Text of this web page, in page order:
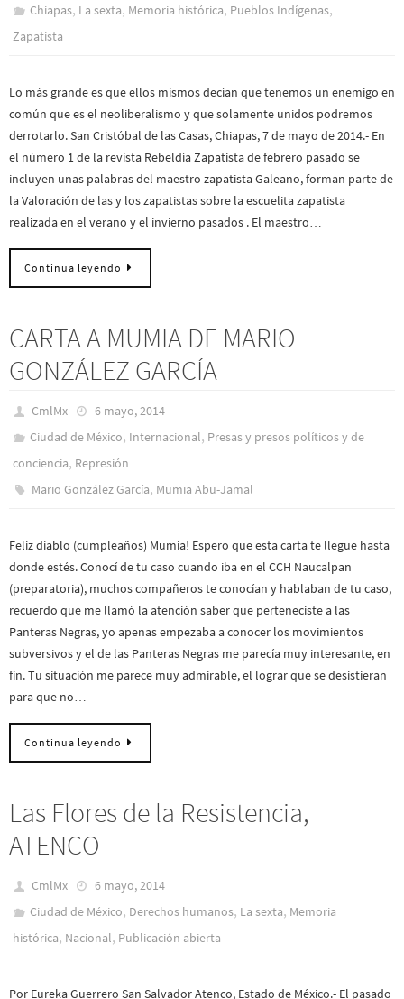
Chiapas, La sexta, Memoria histórica, Pueblos Indí­genas,
Zapatista
Lo más grande es que ellos mismos decían que tenemos un enemigo en
común que es el neoliberalismo y que solamente unidos podremos
derrotarlo. San Cristóbal de las Casas, Chiapas, 7 de mayo de 2014.- En
el número 1 de la revista Rebeldía Zapatista de febrero pasado se
incluyen unas palabras del maestro zapatista Galeano, forman parte de
la Valoración de las y los zapatistas sobre la escuelita zapatista
realizada en el verano y el invierno pasados . El maestro…
Continua leyendo
CARTA A MUMIA DE MARIO
GONZÁLEZ GARCÍA
CmlMx
6 mayo, 2014
Ciudad de México, Internacional, Presas y presos polí­ticos y de
conciencia, Represión
Mario González García, Mumia Abu-Jamal
Feliz diablo (cumpleaños) Mumia! Espero que esta carta te llegue hasta
donde estés. Conocí de tu caso cuando iba en el CCH Naucalpan
(preparatoria), muchos compañeros te conocían y hablaban de tu caso,
recuerdo que me llamó la atención saber que perteneciste a las
Panteras Negras, yo apenas empezaba a conocer los movimientos
subversivos y el de las Panteras Negras me parecía muy interesante, en
fin. Tu situación me parece muy admirable, el lograr que se desistieran
para que no…
Continua leyendo
Las Flores de la Resistencia,
ATENCO
CmlMx
6 mayo, 2014
Ciudad de México, Derechos humanos, La sexta, Memoria
histórica, Nacional, Publicación abierta
Por Eureka Guerrero San Salvador Atenco, Estado de México.- El pasado